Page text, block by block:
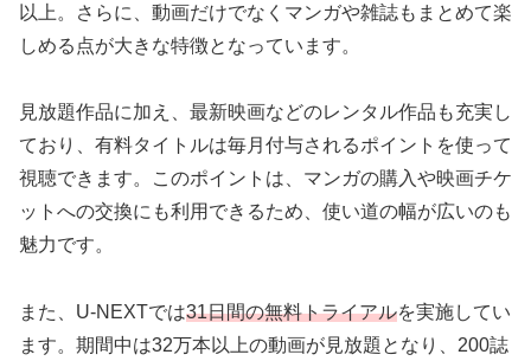
以上。さらに、動画だけでなくマンガや雑誌もまとめて楽
しめる点が大きな特徴となっています。
見放題作品に加え、最新映画などのレンタル作品も充実し
ており、有料タイトルは毎月付与されるポイントを使って
視聴できます。このポイントは、マンガの購入や映画チケ
ットへの交換にも利用できるため、使い道の幅が広いのも
魅力です。
また、U-NEXTでは31日間の無料トライアルを実施してい
ます。期間中は32万本以上の動画が見放題となり、200誌